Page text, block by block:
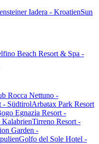
Iadera - KroatienSun
Beach Resort & Spa -
Rocca Nettuno -
- SüdtirolArbatax Park Resort
Egnazia Resort -
KalabrienTirreno Resort -
Garden -
Golfo del Sole Hotel -